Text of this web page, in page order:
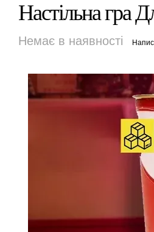
Настільна гра
Немає в наявності